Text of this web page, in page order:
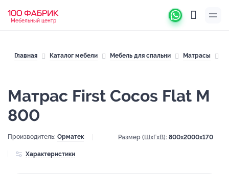
Мебельный центр
Главная Каталог мебели Мебель для спальни Матрасы
Матрас First Cocos Flat M
800
Производитель: Орматек Размер (ШхГхВ): 800x2000x170
Характеристики